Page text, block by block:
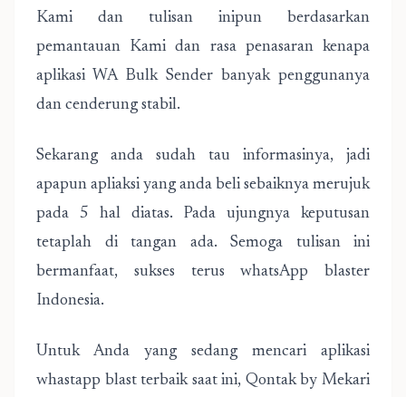
Kami dan tulisan inipun berdasarkan
pemantauan Kami dan rasa penasaran kenapa
aplikasi WA Bulk Sender banyak penggunanya
dan cenderung stabil.
Sekarang anda sudah tau informasinya, jadi
apapun apliaksi yang anda beli sebaiknya merujuk
pada 5 hal diatas. Pada ujungnya keputusan
tetaplah di tangan ada. Semoga tulisan ini
bermanfaat, sukses terus whatsApp blaster
Indonesia.
Untuk Anda yang sedang mencari aplikasi
whastapp blast terbaik saat ini, Qontak by Mekari